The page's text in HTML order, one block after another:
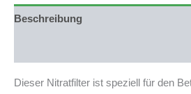
/Beschreibung
Dieser Nitratfilter ist speziell für den